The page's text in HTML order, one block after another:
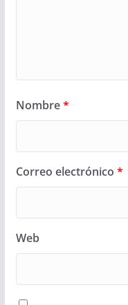
Nombre*
Correo electrónico *
Web